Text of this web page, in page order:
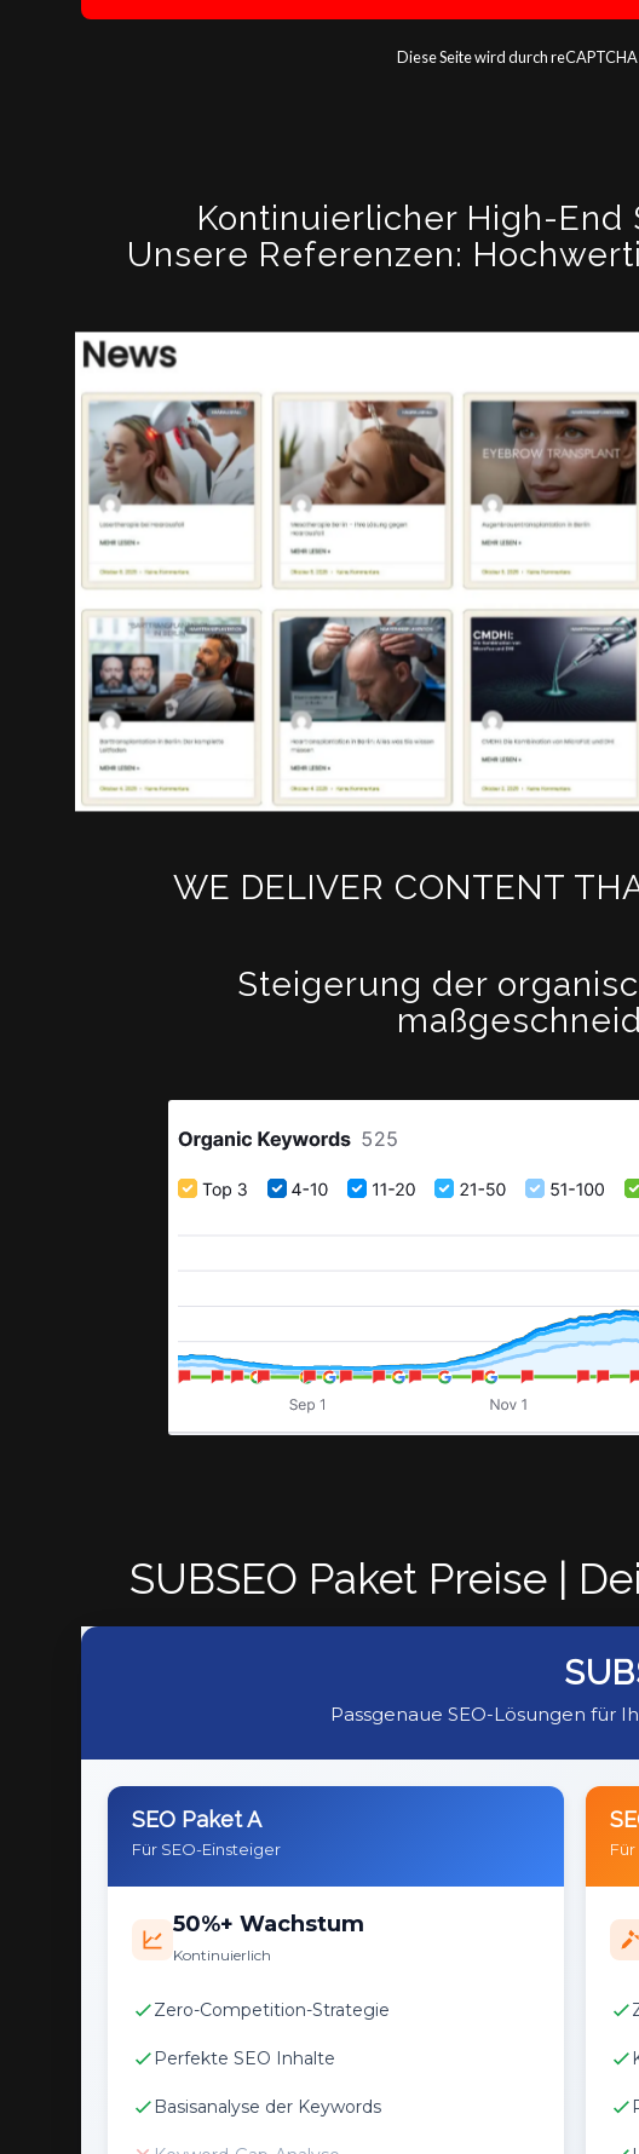
Diese Seite wird durch
Kontinuierlicher High-
Unsere Referenzen:
WE DELIVER CONTENT
Steigerung der
SUBSEO Paket Preise |
Passgenaue SEO-Lösungen für
SEO Paket A
Für SEO-Einsteiger
50%+ Wachstum
Kontinuierlich
Zero-Competition-Strategie
Perfekte SEO Inhalte
Basisanalyse der Keywords